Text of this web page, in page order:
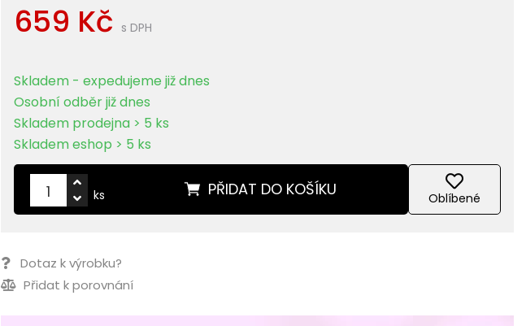
659 Kč s DPH
Skladem - expedujeme již dnes
Osobní odběr již dnes
Skladem prodejna > 5 ks
Skladem eshop > 5 ks
PŘIDAT DO KOŠÍKU
ks Oblíbené
Dotaz k výrobku?
Přidat k porovnání